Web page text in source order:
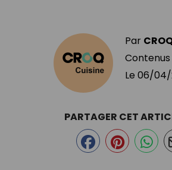
Par
Contenus
Le 06/04/
PARTAGER CET